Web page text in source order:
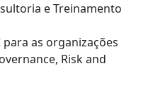
e Treinamento
as organizações
Risk and